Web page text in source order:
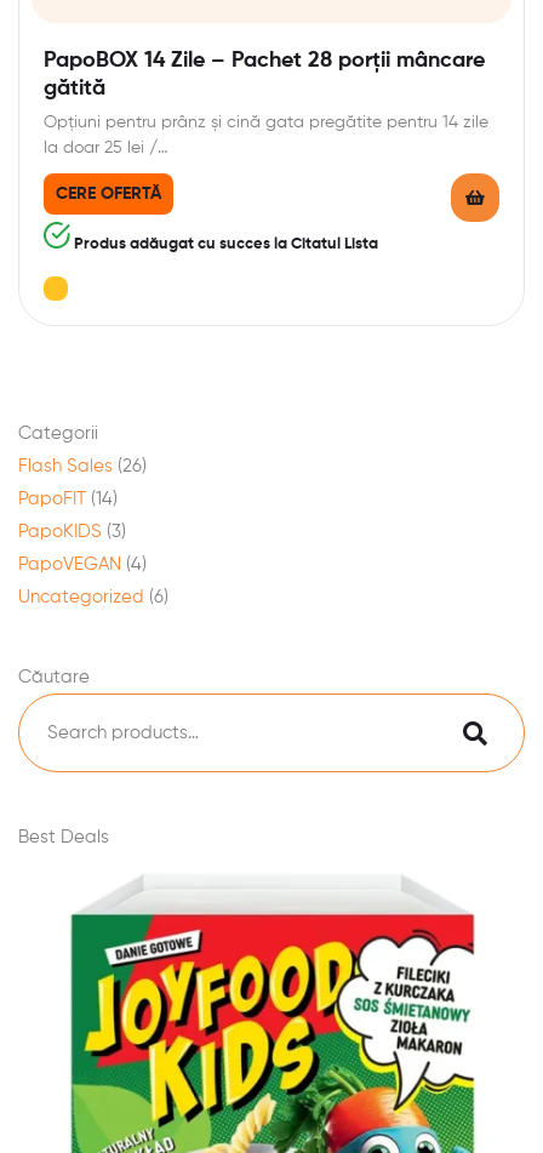
PapoBOX 14 Zile – Pachet 28 porții mâncare
gătită
Opțiuni pentru prânz și cină gata pregătite pentru 14 zile
la doar 25 lei /…
CERE OFERTĂ
Produs adăugat cu succes la Citatul Lista
Categorii
Flash Sales (26)
PapoFIT
(14)
PapoKIDS (3)
PapoVEGAN (4)
Uncategorized (6)
Căutare
Best Deals